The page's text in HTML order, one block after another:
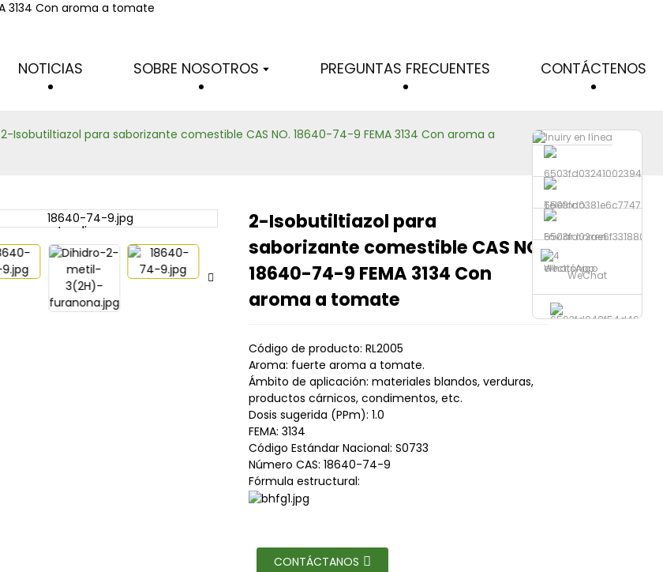
NOTICIAS SOBRE NOSOTROS PREGUNTAS FRECUENTES CONTÁCTENOS
Teléfono
Enviar correo
electrónico
WhatsApp
WeChat
Serie de tiazol
2-Isobutiltiazol para saborizante comestible CAS NO. 18640-74-9 FEMA 3134 Con aroma a
Loading...
Loading... Loading...
Loading... Loading...
Loading...
2-Isobutiltiazol para
saborizante comestible CAS NO.
18640-74-9 FEMA 3134 Con
aroma a tomate
Código de producto: RL2005
Aroma: fuerte aroma a tomate.
Ámbito de aplicación: materiales blandos, verduras,
productos cárnicos, condimentos, etc.
Dosis sugerida (PPm): 1.0
FEMA: 3134
Código Estándar Nacional: S0733
Número CAS: 18640-74-9
Fórmula estructural:
CONTÁCTANOS